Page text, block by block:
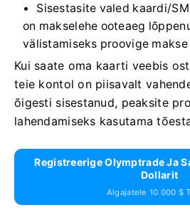
Sisestasite valed kaardi/
on makselehe ooteaeg
välistamiseks proovige
Kui saate oma kaarti veebis
teie kontol on piisavalt
õigesti sisestanud, peaksite
lahendamiseks kasutama
Registreerige Olymptrade Ja
Dollarit
Algajatele 10 000 $